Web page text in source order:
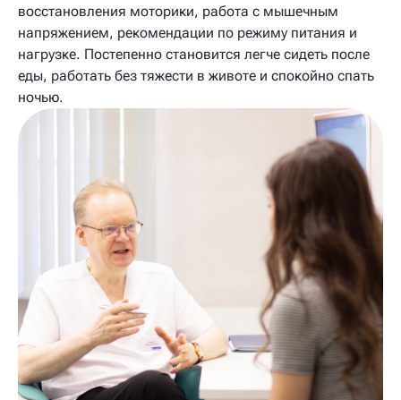
восстановления моторики, работа с мышечным
напряжением, рекомендации по режиму питания и
нагрузке. Постепенно становится легче сидеть после
еды, работать без тяжести в животе и спокойно спать
ночью.